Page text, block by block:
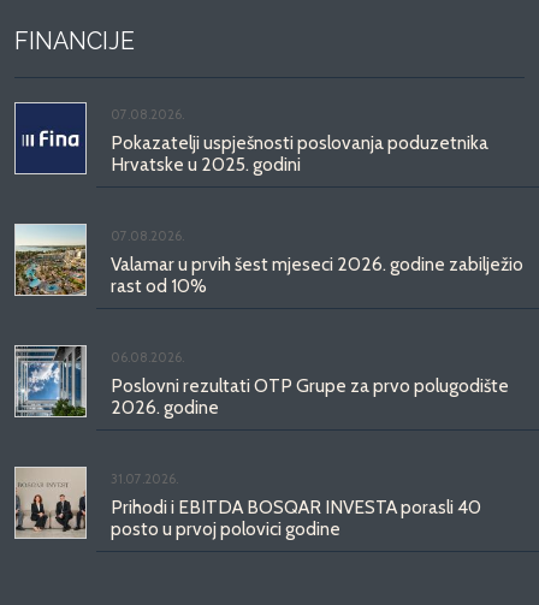
FINANCIJE
07.08.2026.
Pokazatelji uspješnosti poslovanja poduzetnika
Hrvatske u 2025. godini
07.08.2026.
Valamar u prvih šest mjeseci 2026. godine zabilježio
rast od 10%
06.08.2026.
Poslovni rezultati OTP Grupe za prvo polugodište
2026. godine
31.07.2026.
Prihodi i EBITDA BOSQAR INVESTA porasli 40
posto u prvoj polovici godine